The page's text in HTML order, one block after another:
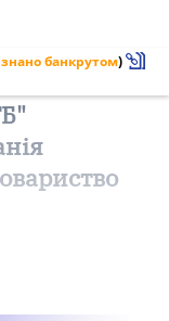
банкрутом)